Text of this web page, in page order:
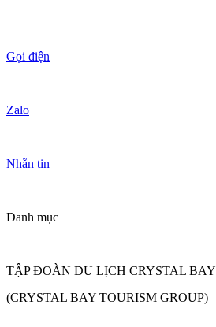
Gọi điện
Zalo
Nhắn tin
Danh mục
TẬP ĐOÀN DU LỊCH CRYSTAL BAY
(CRYSTAL BAY TOURISM GROUP)